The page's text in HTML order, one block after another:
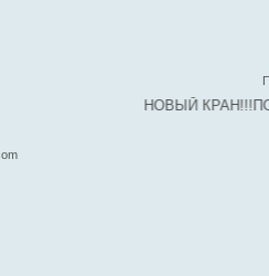
НОВЫЙ КРАН!!!ПОЛНО